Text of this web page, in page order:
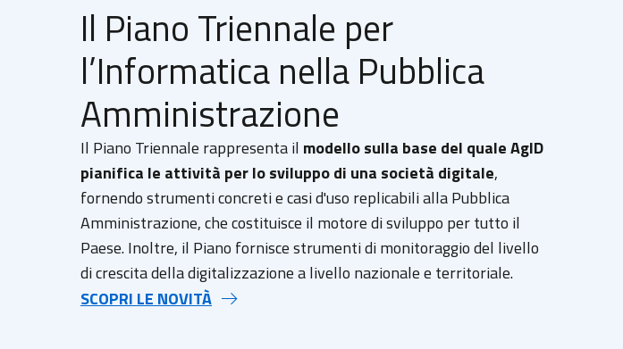
Il Piano Triennale per
l’Informatica nella Pubblica
Amministrazione
Il Piano Triennale rappresenta il modello sulla base del quale AgID
pianifica le attività per lo sviluppo di una società digitale,
fornendo strumenti concreti e casi d'uso replicabili alla Pubblica
Amministrazione, che costituisce il motore di sviluppo per tutto il
Paese. Inoltre, il Piano fornisce strumenti di monitoraggio del livello
di crescita della digitalizzazione a livello nazionale e territoriale.
SCOPRI LE NOVITÀ